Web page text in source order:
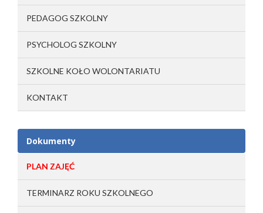
PEDAGOG SZKOLNY
PSYCHOLOG SZKOLNY
SZKOLNE KOŁO WOLONTARIATU
KONTAKT
Dokumenty
PLAN ZAJĘĆ
TERMINARZ ROKU SZKOLNEGO